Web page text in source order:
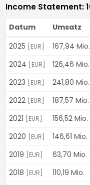
Income Statement:
Datum Umsatz
2025
[EUR] 167,94 Mio.
2024
[EUR] 126,46 Mio.
2023
[EUR] 241,80 Mio.
2022
[EUR] 187,57 Mio.
2021
[EUR] 156,52 Mio.
2020
[EUR] 146,61 Mio.
2019
[EUR] 63,70 Mio.
2018
[EUR] 110,19 Mio.